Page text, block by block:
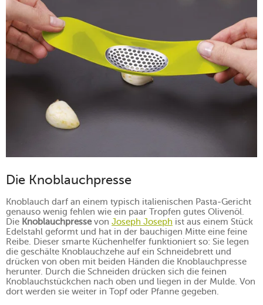
Die Knoblauchpresse
Knoblauch darf an einem typisch italienischen Pasta-Gericht
genauso wenig fehlen wie ein paar Tropfen gutes Olivenöl.
Die Knoblauchpressevon Joseph Joseph ist aus einem Stück
Edelstahl geformt und hat in der bauchigen Mitte eine feine
Reibe. Dieser smarte Küchenhelfer funktioniert so: Sie legen
die geschälte Knoblauchzehe auf ein Schneidebrett und
drücken von oben mit beiden Händen die Knoblauchpresse
herunter. Durch die Schneiden drücken sich die feinen
Knoblauchstückchen nach oben und liegen in der Mulde. Von
dort werden sie weiter in Topf oder Pfanne gegeben.